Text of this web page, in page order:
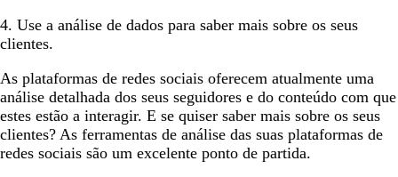
4. Use a análise de dados para saber mais sobre os seus
clientes.
As plataformas de redes sociais oferecem atualmente uma
análise detalhada dos seus seguidores e do conteúdo com que
estes estão a interagir. E se quiser saber mais sobre os seus
clientes? As ferramentas de análise das suas plataformas de
redes sociais são um excelente ponto de partida.